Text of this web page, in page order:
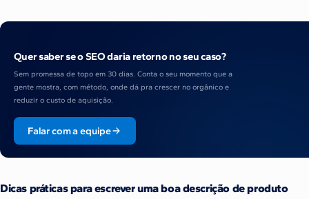
Quer saber se o SEO daria retorno no seu caso?
Sem promessa de topo em 30 dias. Conta o seu momento que a
gente mostra, com método, onde dá pra crescer no orgânico e
reduzir o custo de aquisição.
Falar com a equipe
Dicas práticas para escrever uma boa descrição de produto